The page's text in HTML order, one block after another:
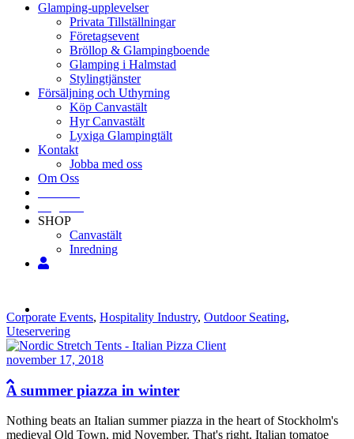
Glamping-upplevelser
Privata Tillställningar
Företagsevent
Bröllop & Glampingboende
Glamping i Halmstad
Stylingtjänster
Försäljning och Uthyrning
Köp Canvastält
Hyr Canvastält
Lyxiga Glampingtält
Kontakt
Jobba med oss
Om Oss
SHOP
Canvastält
Inredning
Corporate Events, Hospitality Industry, Outdoor Seating,
Uteservering
november 17, 2018
A summer piazza in winter
Nothing beats an Italian summer piazza in the heart of Stockholm's
medieval Old Town, mid November. That's right, Italian tomatoe